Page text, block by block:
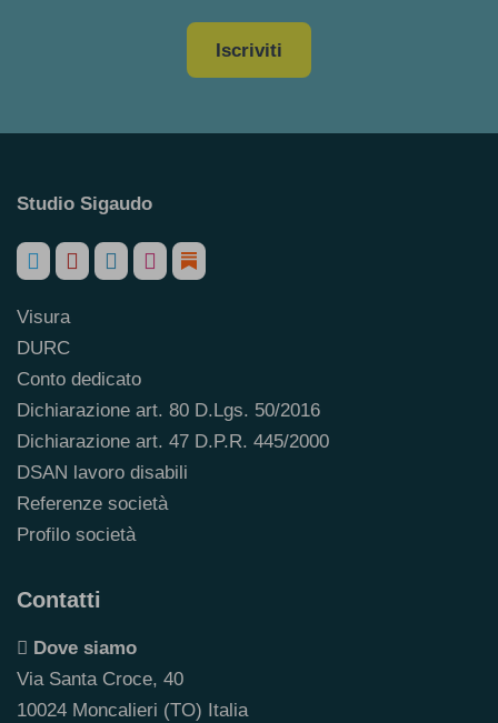
Iscriviti
Studio Sigaudo
Visura
DURC
Conto dedicato
Dichiarazione art. 80 D.Lgs. 50/2016
Dichiarazione art. 47 D.P.R. 445/2000
DSAN lavoro disabili
Referenze società
Profilo società
Contatti
Dove siamo
Via Santa Croce, 40
10024 Moncalieri (TO) Italia